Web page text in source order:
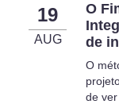
19
AUG
O
de
O
de ver